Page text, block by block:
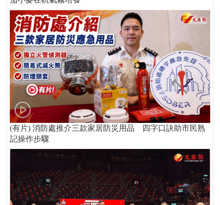
(有片) 消防處推介三款家居防災用品 四字口訣助市民熟
記操作步驟